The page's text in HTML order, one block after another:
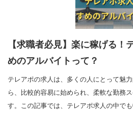
【求職者必見】楽に稼げる！
めのアルバイトって？
テレアポの求人は、多くの人にとって魅
ら、比較的容易に始められ、柔軟な勤務
す。この記事では、テレアポ求人の中で